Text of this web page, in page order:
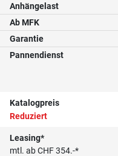
Anhängelast
Ab MFK
Garantie
Pannendienst
Katalogpreis
Reduziert
Leasing*
mtl. ab CHF 354.-*